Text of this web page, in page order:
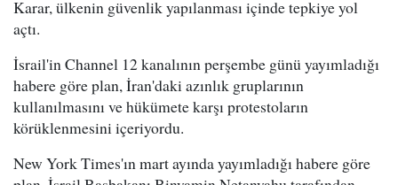
Karar, ülkenin güvenlik yapılanması içinde tepkiye yol
açtı.
İsrail'in Channel 12 kanalının perşembe günü yayımladığı
habere göre plan, İran'daki azınlık gruplarının
kullanılmasını ve hükümete karşı protestoların
körüklenmesini içeriyordu.
New York Times'ın mart ayında yayımladığı habere göre